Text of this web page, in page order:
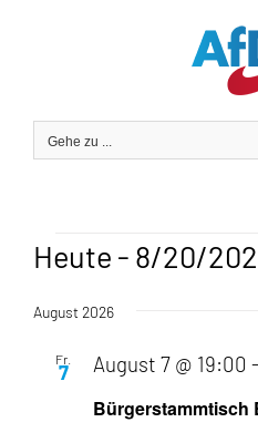
Gehe zu ...
Heute - 8/20/
wählen.
August 2026
Fr.
7
Bürgerstammtisch
August 7 @ 19:00 -